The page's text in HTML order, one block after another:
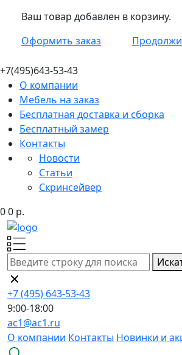
Ваш товар добавлен в корзину.
Оформить заказ
+7(495)643-53-43
О компании
Мебель на заказ
Бесплатная доставка и сборка
Бесплатный замер
Контакты
Новости
Статьи
Скринсейвер
00 р.
+7 (495) 643-53-43
9:00-18:00
ac1@ac1.ru
О компании Контакты Новинки и